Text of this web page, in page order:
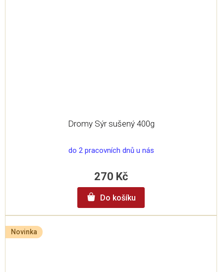
Dromy Sýr sušený 400g
do 2 pracovních dnů u nás
270 Kč
Do košíku
Novinka